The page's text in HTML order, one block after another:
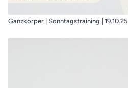
Ganzkörper | Sonntagstraining | 19.10.25